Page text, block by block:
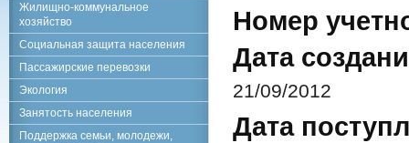
Номер
Дата
21/09/2012
Дата
Жилищно-коммунальное
хозяйство
Социальная защита населения
Пассажирские перевозки
Экология
Занятость населения
Поддержка семьи, молодежи,